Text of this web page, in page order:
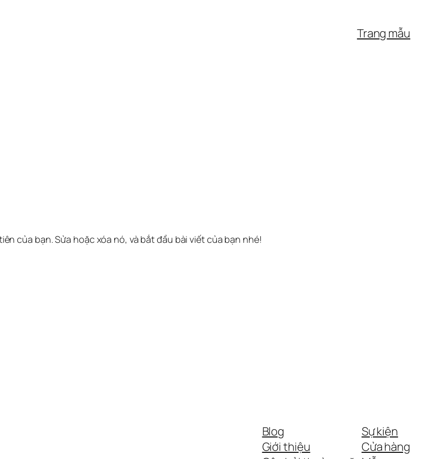
Trang mẫu
của bạn. Sửa hoặc xóa nó, và bắt đầu bài viết của bạn nhé!
Blog
Giới thiệu
Sự kiện
Cửa hàng